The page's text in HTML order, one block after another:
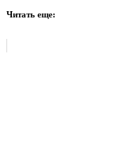
Читать еще: